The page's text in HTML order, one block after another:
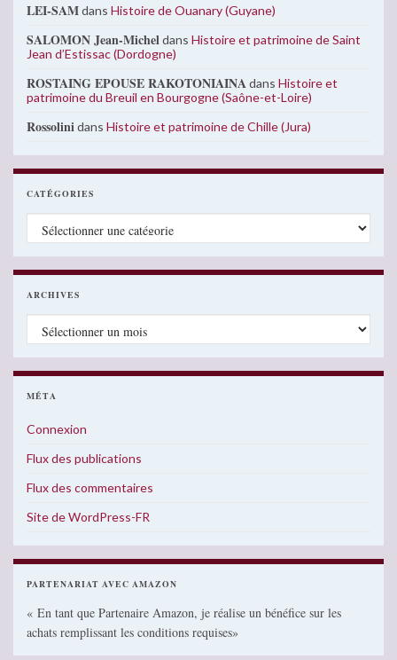
LEI-SAMdans Histoire de Ouanary (Guyane)
SALOMON Jean-Micheldans Histoire et patrimoine de Saint
Jean d’Estissac (Dordogne)
ROSTAING EPOUSE RAKOTONIAINAdans Histoire et
patrimoine du Breuil en Bourgogne (Saône-et-Loire)
Rossolinidans Histoire et patrimoine de Chille (Jura)
CATÉGORIES
Catégories
ARCHIVES
Archives
MÉTA
Connexion
Flux des publications
Flux des commentaires
Site de WordPress-FR
PARTENARIAT AVEC AMAZON
« En tant que Partenaire Amazon, je réalise un bénéfice sur les
achats remplissant les conditions requises»